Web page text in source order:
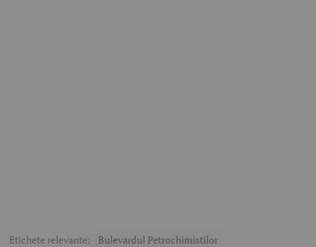
Etichete relevante: Bulevardul Petrochimistilor